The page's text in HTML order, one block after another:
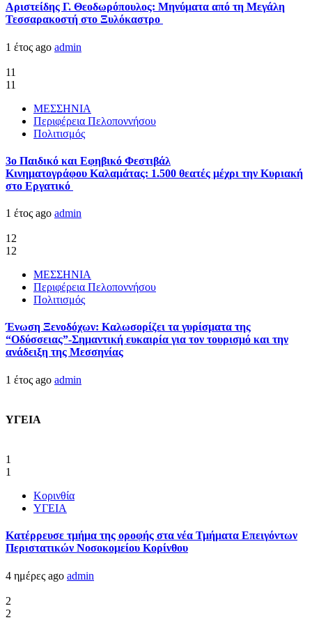
Αριστείδης Γ. Θεοδωρόπουλος: Μηνύματα από τη Μεγάλη
Τεσσαρακοστή στο Ξυλόκαστρο
1 έτος ago admin
11
11
ΜΕΣΣΗΝΙΑ
Περιφέρεια Πελοποννήσου
Πολιτισμός
3ο Παιδικό και Εφηβικό Φεστιβάλ
Κινηματογράφου Καλαμάτας: 1.500 θεατές μέχρι την Κυριακή
στο Εργατικό
1 έτος ago admin
12
12
ΜΕΣΣΗΝΙΑ
Περιφέρεια Πελοποννήσου
Πολιτισμός
Ένωση Ξενοδόχων: Καλωσορίζει τα γυρίσματα της
“Οδύσσειας”-Σημαντική ευκαιρία για τον τουρισμό και την
ανάδειξη της Μεσσηνίας
1 έτος ago admin
ΥΓΕΙΑ
1
1
Κορινθία
ΥΓΕΙΑ
Kατέρρευσε τμήμα της οροφής στα νέα Τμήματα Επειγόντων
Περιστατικών Νοσοκομείου Κορίνθου
4 ημέρες ago admin
2
2